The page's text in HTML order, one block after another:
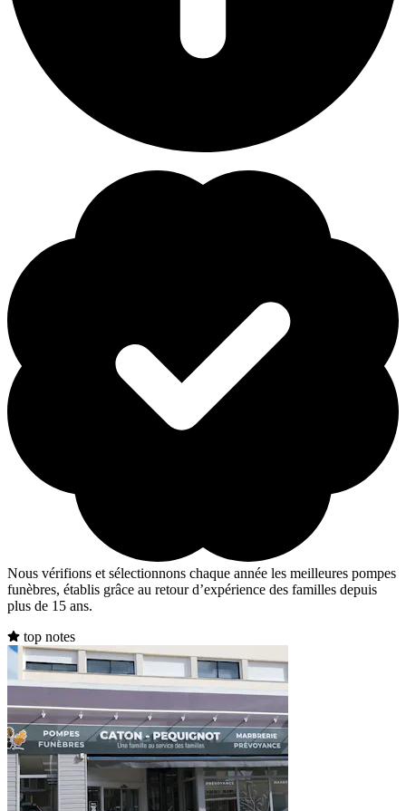
Nous vérifions et sélectionnons chaque année les meilleures pompes
funèbres, établis grâce au retour d’expérience des familles depuis
plus de 15 ans.
top notes